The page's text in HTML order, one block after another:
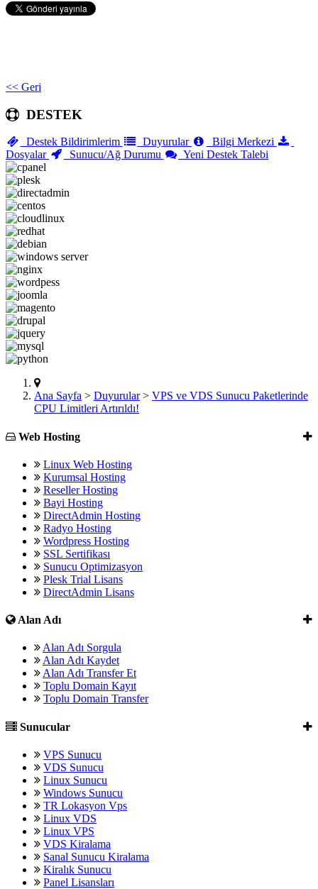
<< Geri
DESTEK
Destek Bildirimlerim Duyurular
Bilgi Merkezi
Dosyalar
Sunucu/Ağ Durumu Yeni Destek Talebi
Ana Sayfa > Duyurular> VPS ve VDS Sunucu Paketlerinde
CPU Limitleri Artırıldı!
Web Hosting
Linux Web Hosting
Kurumsal Hosting
Reseller Hosting
Bayi Hosting
DirectAdmin Hosting
Radyo Hosting
Wordpress Hosting
SSL Sertifikası
Sunucu Optimizasyon
Plesk Trial Lisans
DirectAdmin Lisans
Alan Adı
Alan Adı Sorgula
Alan Adı Kaydet
Alan Adı Transfer Et
Toplu Domain Kayıt
Toplu Domain Transfer
Sunucular
VPS Sunucu
VDS Sunucu
Linux Sunucu
Windows Sunucu
TR Lokasyon Vps
Linux VDS
Linux VPS
VDS Kiralama
Sanal Sunucu Kiralama
Kiralık Sunucu
Panel Lisansları